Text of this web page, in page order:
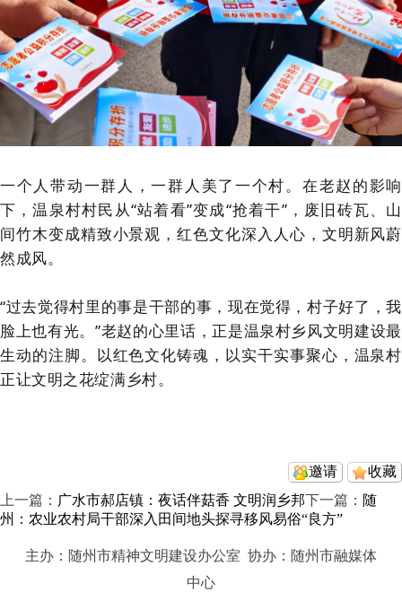
一个人带动一群人，一群人美了一个村。在老赵的影响
下，温泉村村民从“站着看”变成“抢着干”，废旧砖瓦、山
间竹木变成精致小景观，红色文化深入人心，文明新风蔚
然成风。
“过去觉得村里的事是干部的事，现在觉得，村子好了，我
脸上也有光。”老赵的心里话，正是温泉村乡风文明建设最
生动的注脚。以红色文化铸魂，以实干实事聚心，温泉村
正让文明之花绽满乡村。
收藏
邀请
上一篇： 广水市郝店镇：夜话伴菇香 文明润乡邦下一篇： 随
州：农业农村局干部深入田间地头探寻移风易俗“良方”
主办：随州市精神文明建设办公室 协办：随州市融媒体
中心